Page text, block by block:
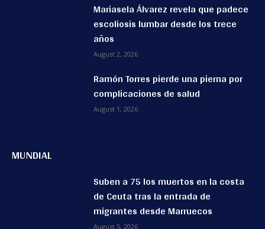
Mariasela Álvarez revela que padece
escoliosis lumbar desde los trece
años
August 2, 2026
Ramón Torres pierde una pierna por
complicaciones de salud
August 1, 2026
MUNDIAL
Suben a 75 los muertos en la costa
de Ceuta tras la entrada de
migrantes desde Marruecos
August 5, 2026